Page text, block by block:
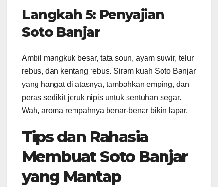
Langkah 5: Penyajian
Soto Banjar
Ambil mangkuk besar, tata soun, ayam suwir, telur
rebus, dan kentang rebus. Siram kuah Soto Banjar
yang hangat di atasnya, tambahkan emping, dan
peras sedikit jeruk nipis untuk sentuhan segar.
Wah, aroma rempahnya benar-benar bikin lapar.
Tips dan Rahasia
Membuat Soto Banjar
yang Mantap